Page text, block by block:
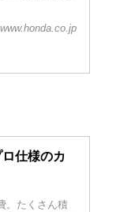
www.honda.co.jp
仕様のカ
。たくさん積